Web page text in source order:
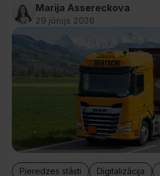
Marija Assereckova
29 jūnijs 2026
Pieredzes stāsti Digitalizācija